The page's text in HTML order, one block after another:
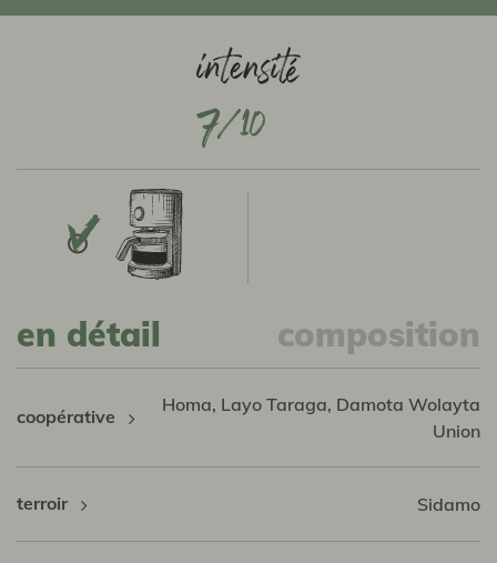
7
en détail composition
coopérative
Homa, Layo Taraga, Damota Wolayta
Union
terroir Sidamo